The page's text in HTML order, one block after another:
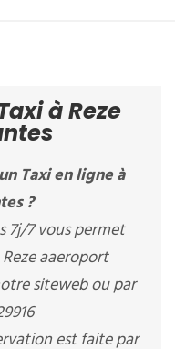
à Reze
Taxi en ligne à
?
7j/7 vous permet
aaeroport
siteweb ou par
est faite par